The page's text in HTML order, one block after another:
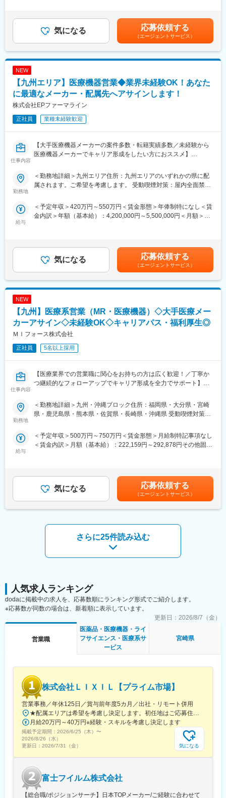
【教育研修】
製品教育、継続研修はもちろんのこと、オンコロジー領域専門研
修、ハイブリッドMR研修、
ビジネススキル研修、IT研修（エクセル、ｍｙMR君）等特徴的な
【当社について】
当社はエムスリーグループのであり、現在はCSO事業とメディカ
ルマーケター事業の2つの事業を柱にビジネスを展開しています。
【当社CSO事業の特徴】
先発品を扱うPJTをメインで受注しているため、基本的には入社
後2ndPJT以降も先発品の経験を積み、MRとして専門性を磨くこ
■IT特化型
PJTによってリモートMRという形態があることはもちろん、それ
例えば、効果的なリモートディテールの研修は全員受講頂くこと
が出来、そのほかにもmyMR君などのシステムを戦略的に活用す
変更の範囲：会社の定める業務
回・諸手当：MR手当（上記に含む）、外勤日当 ※各種手当は就
業規則に則る・その他：車両、iPad、PC/携帯貸与 （プロジェク
トによる）賃金はあくまでも目安の金額であり、選考を通じて上
下する可能性があります。月給(月額)は固定手当を含めた表記で
す。
気になる 応募依頼する
（エージェントサービス）
NEW
【九州エリア】医療機器営業◆業界未経験OK！あなた
に最適なメーカー・配属先へアサインします！
株式会社EPファーマライン
正社員 業種未経験歓迎
仕事内容
【大手医療機器メーカーの案件多数・転籍実績多数／未経験から
医療機器メーカーでキャリア形成をしたい方におススメ】
■概要：
入社後は配属前研修を受けたのち、当社クライアントである医療
カテーテル、検査機器、電子カルテ、中には医療系Saas製品など
少しでも医療業界でキャリア形成したい！というお気持ちのある
方はカジュアル面談からの参加でも構いませんので一度ご応募く
ださい！
他では見かけないような大手メーカーの案件や最先端製品の案件
を保有しています。また、原則的に一時的な補充要員としてでは
なく将来的なメーカーへの転籍（メーカー雇用への切り替え）も
視野に入れた内容でPJを受諾しています。これを可能にしている
背景としては、他社CSOに比べて、比較的少数規模を保って運営
を行っているからこそプロジェクトマネージャーの目が行き届く
■入社後も強力なバックアップを受けられます！
があればいつでも連絡できる距離感です。1～2カ月に一度の面談
も実施しており、日々の業務だけでなく中長期的な視点での相談
制度により、キャリアや年収アップに向けた目標を定めやすい環
境です。
ています。これも比較的少数規模に抑えて運営を行っているから
こそ実現ができていることであり、強みの部分です。
■数字で見るEPファーマライン（2025年10月時点）：
・男女比4:6
・有給取得率70%
・産休産後休暇取得率100%／育休復帰率95%
・医療系有資格者：1040名在籍
勤務地
＜勤務地詳細＞九州エリア住所：九州エリアのいずれかの県に配
属されます。ご希望を考慮します。 受動喫煙対策：屋内全面禁煙
給与
＜予定年収＞420万円～550万円＜賃金形態＞年俸制特になし＜賃
金内訳＞年額（基本給）：4,200,000円～5,500,000円＜月額＞
気になる 応募依頼する
（エージェントサービス）
NEW
【九州】医療系営業（MR・医療機器）◇大手医療メー
カーアサイン◇未経験OK◇キャリアパス・福利厚生◎
ＭＩフォース株式会社
正社員 5名以上採用
仕事内容
【医療業界での営業職に関心をお持ちの方は広く歓迎！／丁寧か
つ継続的なフォローアップでキャリア形成を全力でサポート】
■業務内容：
医療系総合職として製薬メーカーや医療機器メーカー等業務を委
クトへアサイン予定です。グローバルトップメーカーなど様々な
PJTに携わる事が出来ます。
◎医療機器営業
医師や医療機器を扱う医療従事者に医療機器の情報提供や販売を
行います。販売だけでなく、実際使用する際のトレーニングサポ
ートやアフターフォローまで手掛けることが特徴で、医療の現場
◎MR（医薬情報担当者）
医師や薬剤師、看護師など医療従事者に医薬品の効果や副作用な
どの情報提供や情報収集を行います。患者さんのQOL改善に向
け、日々最新情報を学習し医療の一旦を担う専門性の高い活動が
■入社後の流れ：
入社後は導入研修を受講。アサイン先企業の研修などフォロー体
制は万全で、医療機器営業に必要な製品知識や業界の知識は入社
後に習得することができます。
■ＭＩフォースの魅力：
◎PMによる安心のフォロー体制
社員の活動を、経験と知識を豊富に持つプロジェクトマネージャ
ーがきめ細やかにフォローしますので、いつでも自信を持って営
業活動が行えます。
◎多彩なキャリアパス
多数のメーカー様との取引があるからこそ多様な経験を積むこと
ができ、PMとして顧客や医師とレベルの高い関係を築くことも、
本社で事業企画や採用、社員の育成などに関わることも可能で
す。複数のプロジェクトを経験し、新たなキャリアに挑戦してい
くことを期待しています。
■勤務地：
（1）北海道：北海道
（2）東北：青森・秋田・岩手・山形・宮城・福島
（4）甲信越：新潟・長野・山梨
（5）東海：愛知・岐阜・三重・静岡
（6）北陸：富山・石川・福井
勤務地
＜勤務地詳細＞九州・沖縄ブロック住所：福岡県・大分県・宮崎
県・鹿児島県・熊本県・佐賀県・長崎県・沖縄県 受動喫煙対策：
含む）
給与
＜予定年収＞500万円～750万円＜賃金形態＞月給制特記事項なし
＜賃金内訳＞月額（基本給）：222,159円～292,878円その他固定
含む）＜昇給有無＞有＜残業手当＞有＜給与補足＞業績に応じて
インセンティブあり賃金はあくまでも目安の金額であり、選考を
通じて上下する可能性があります。月給(月額)は固定手当を含めた
表記です。
気になる 応募依頼する
（エージェントサービス）
さらに25件読み込む
人気求人ランキング
dodaに掲載中の求人を、応募数順にランキング形式でご紹介します。
※応募数が同数の場合は、新着順に表示しています。
更新日： 2026/8/7（金）
営業職
医薬品・医療機器・ライ
フサイエンス・医療系サ
ービス
宮崎県
株式会社ＬＩＸＩＬ【プライム市場】
営業事務／年休125日／賞与前年度5カ月／出社・リモート併用
★配属エリアは希望を考慮し決定します。初任地はご応募住所での配属となります。入社後、転勤が伴う異動に関しては、必ず勤務地のご希望も確認した上で決定します。【配属オフィス一覧】■東京都品川区西品川1丁目1-1 大崎ガーデンタワー■愛知県名古屋市中村区名駅南4丁目11-40■京都府京都市伏見区竹田田中宮町103 ■大阪府大阪市中央区本町2丁目6-8 センバ・セントラルビル9F■大阪府箕面市萱野4丁目5-45■広島県広島市安佐南区西原6丁目11-8■福岡県福岡市博多区半道橋2-15-10 SOLAビル★出社とリモートワークを併用しながらの勤務となります。 業務に慣れるまでは、原則出社となります。 慣れてきたら少しずつリモートの日を増やし、最終的には週1～3日ほどの出社となる予定です（目安：～入社6カ月）。※受動喫煙対策：あり
月給20万円～40万円※経験・スキルを考慮し決定します
掲載予定期間： 2026/6/25（木） 〜
2026/8/26（水）
更新日： 2026/7/31（金） 気になる
富士フイルム株式会社
【総合職/ポジションサーチ】日本TOPメーカー/ご経験に合わせて